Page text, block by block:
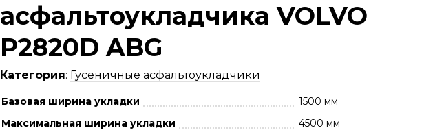
асфальтоукладчика VOLVO
P2820D ABG
Категория: Гусеничные асфальтоукладчики
Базовая ширина укладки
1500 мм
Максимальная ширина укладки
4500 мм